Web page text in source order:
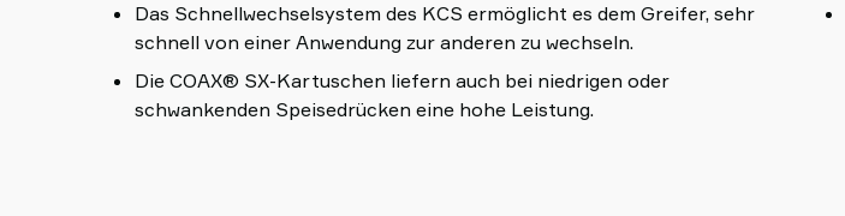
Das Schnellwechselsystem des KCS ermöglicht es dem Greifer, sehr
schnell von einer Anwendung zur anderen zu wechseln.
Die COAX® SX-Kartuschen liefern auch bei niedrigen oder
schwankenden Speisedrücken eine hohe Leistung.